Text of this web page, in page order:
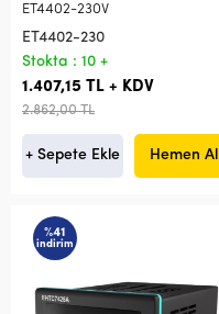
ET4402-230V
ET4402-230
Stokta : 10 +
1.407,15 TL + KDV
2.862,00 TL
+ Sepete Ekle Hemen Al
%41
indirim